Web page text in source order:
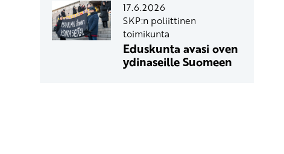
17.6.2026
SKP:n poliittinen
toimikunta
Eduskunta avasi oven
ydinaseille Suomeen